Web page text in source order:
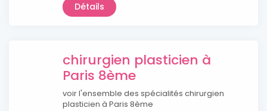
Détails
chirurgien plasticien à
Paris 8ème
voir l'ensemble des spécialités chirurgien
plasticien à Paris 8ème